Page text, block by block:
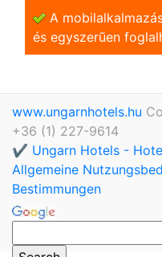
A
és egyszerũen
www.ungarnhotels.hu
+36 (1) 227-9614
✔️ Ungarn Hotels -
Allgemeine
Bestimmungen